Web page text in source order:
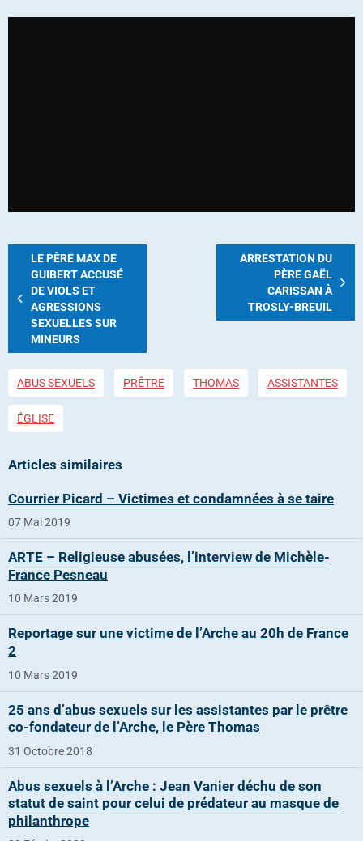
LE PÈRE MAX DE
GUIBERT ACCUSÉ
DE VIOLS ET
AGRESSIONS
SEXUELLES SUR
MINEURS
ARRESTATION DU
PÈRE GAËL
CARISSAN À
TROSLY-BREUIL
ABUS SEXUELS PRÊTRE THOMAS ASSISTANTES
ÉGLISE
Articles similaires
Courrier Picard – Victimes et condamnées à se taire
07 Mai 2019
ARTE – Religieuse abusées, l’interview de Michèle-
France Pesneau
10 Mars 2019
Reportage sur une victime de l’Arche au 20h de France
2
10 Mars 2019
25 ans d’abus sexuels sur les assistantes par le prêtre
co-fondateur de l’Arche, le Père Thomas
31 Octobre 2018
Abus sexuels à l’Arche : Jean Vanier déchu de son
statut de saint pour celui de prédateur au masque de
philanthrope